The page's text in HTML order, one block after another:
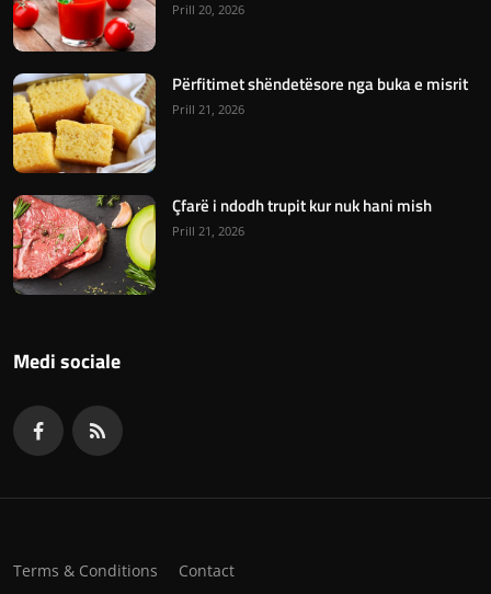
Prill 20, 2026
Përfitimet shëndetësore nga buka e misrit
Prill 21, 2026
Çfarë i ndodh trupit kur nuk hani mish
Prill 21, 2026
Medi sociale
Terms & Conditions Contact